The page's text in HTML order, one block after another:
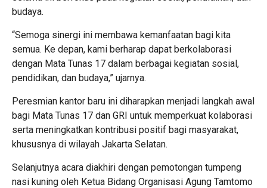
budaya.
“Semoga sinergi ini membawa kemanfaatan bagi kita
semua. Ke depan, kami berharap dapat berkolaborasi
dengan Mata Tunas 17 dalam berbagai kegiatan sosial,
pendidikan, dan budaya,” ujarnya.
Peresmian kantor baru ini diharapkan menjadi langkah awal
bagi Mata Tunas 17 dan GRI untuk memperkuat kolaborasi
serta meningkatkan kontribusi positif bagi masyarakat,
khususnya di wilayah Jakarta Selatan.
Selanjutnya acara diakhiri dengan pemotongan tumpeng
nasi kuning oleh Ketua Bidang Organisasi Agung Tamtomo